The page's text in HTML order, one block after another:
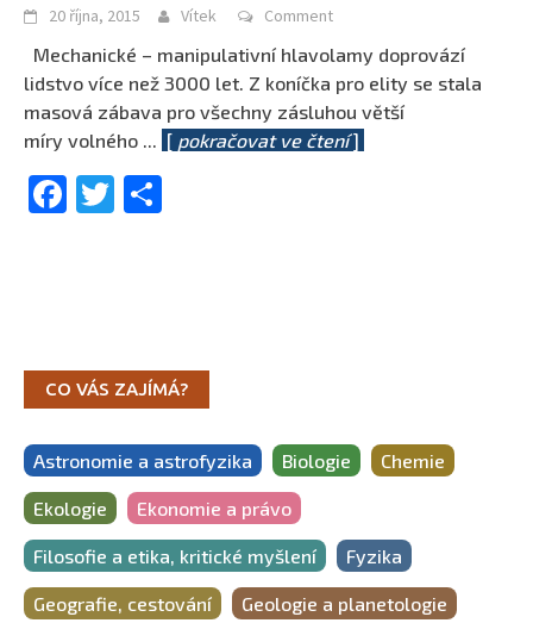
20 října, 2015 Vítek Comment
Mechanické – manipulativní hlavolamy doprovází
lidstvo více než 3000 let. Z koníčka pro elity se stala
masová zábava pro všechny zásluhou větší
míry volného ... [ pokračovat ve čtení]
Facebook
Twitter
CO VÁS ZAJÍMÁ?
Astronomie a astrofyzika Biologie Chemie
Ekologie Ekonomie a právo
Filosofie a etika, kritické myšlení Fyzika
Geografie, cestování Geologie a planetologie